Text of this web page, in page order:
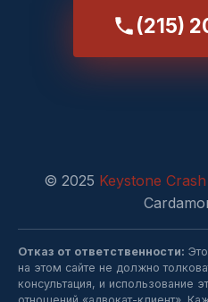
(215)
© 2025 Keystone
Отказ от ответственности:
на этом сайте не должно
консультация, и использование